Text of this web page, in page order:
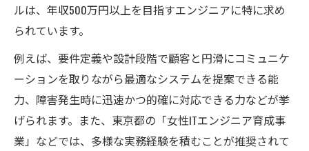
ルは、年収500万円以上を目指すエンジニアに特に求め
られています。
例えば、要件定義や設計段階で顧客と円滑にコミュニケ
ーションを取りながら最適なシステムを提案できる能
力、障害発生時に迅速かつ的確に対応できる力などが挙
げられます。また、東京都の「女性ITエンジニア育成事
業」などでは、多様な実務経験を積むことが推奨されて